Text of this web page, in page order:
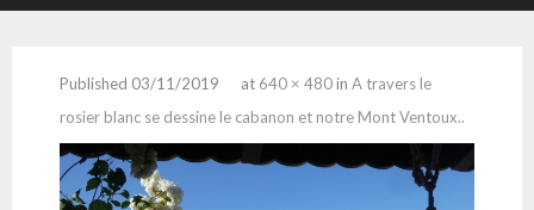
Published 03/11/2019 at 640 × 480in A travers le
rosier blanc se dessine le cabanon et notre Mont Ventoux..